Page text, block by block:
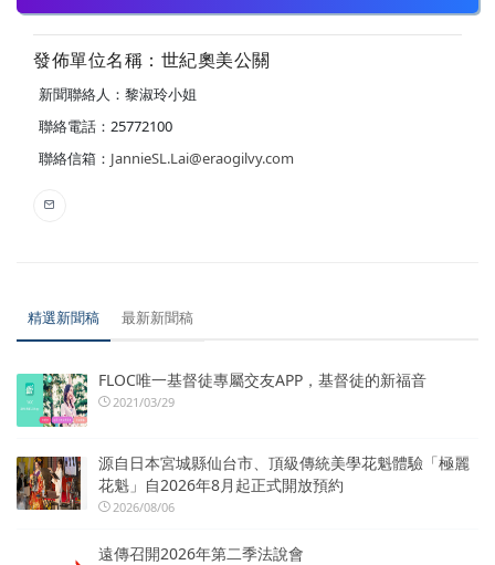
發佈單位名稱：世紀奧美公關
新聞聯絡人：黎淑玲小姐
聯絡電話：25772100
聯絡信箱： JannieSL.Lai@eraogilvy.com
精選新聞稿 最新新聞稿
FLOC唯一基督徒專屬交友APP，基督徒的新福音
2021/03/29
源自日本宮城縣仙台市、頂級傳統美學花魁體驗「極麗
花魁」自2026年8月起正式開放預約
2026/08/06
遠傳召開2026年第二季法說會